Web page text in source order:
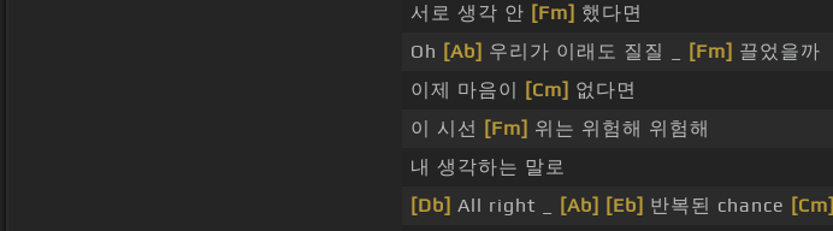
서로 생각 안 [Fm] 했다면
Oh [Ab] 우리가 이래도 질질 _ [Fm] 끌었을까
이제 마음이
[Cm] 없다면
이 시선 [Fm] 위는 위험해 위험해
내 생각하는 말로
[Db] All right _ [Ab] [Eb] 반복된 chance [Cm]